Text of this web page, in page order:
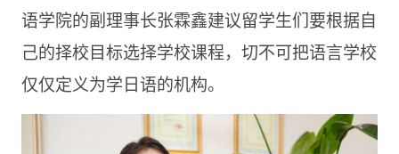
语学院的副理事长张霖鑫建议留学生们要根据自
己的择校目标选择学校课程，切不可把语言学校
仅仅定义为学日语的机构。